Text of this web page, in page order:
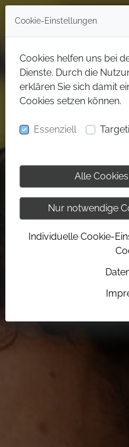
Cookie-Einstellungen
Cookies helfen uns bei
Dienste. Durch die
erklären Sie sich damit
Cookies setzen können.
Essenziell
Alle
Nur notwendige
Individuelle Cookie-